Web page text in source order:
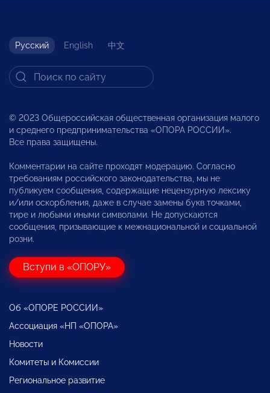
Русский English 中文
© 2023 Общероссийская общественная организация малого
и среднего предпринимательства «ОПОРА РОССИИ».
Все права защищены.
Комментарии на сайте проходят модерацию. Согласно
требованиям российского законодательства, мы не
публикуем сообщения, содержащие нецензурную лексику
и/или оскорбления, даже в случае замены букв точками,
тире и любыми иными символами. Не допускаются
сообщения, призывающие к межнациональной и социальной
розни.
Вступи в «ОПОРУ»
Об «ОПОРЕ РОССИИ»
Ассоциация «НП «ОПОРА»
Новости
Комитеты и Комиссии
Региональное развитие